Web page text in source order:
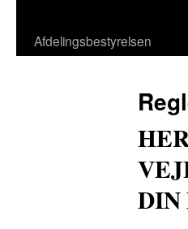
Afdelingsbestyrelsen
DIN